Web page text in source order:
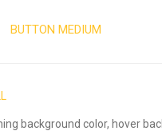
BUTTON MEDIUM
background color, hover